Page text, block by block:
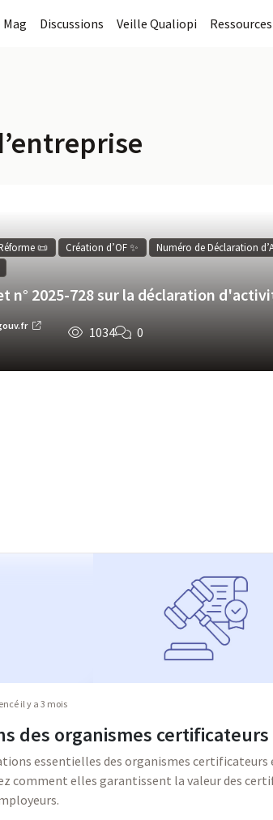
Mag Discussions Veille Qualiopi Ressources
📜 Création d’OF ✨ Numéro de Déclaration
n° 2025-728 sur la déclaration
1034 0
il y a 3 mois
des organismes certificateurs
essentielles des organismes
comment elles garantissent la valeur des